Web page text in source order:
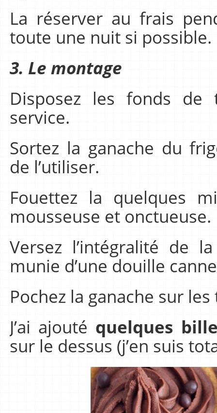
La réserver au frais
toute une nuit si possible.
3. Le montage
Disposez les fonds
service.
Sortez la ganache du
de l’utiliser.
Fouettez la quelques
mousseuse et onctueuse.
Versez l’intégralité de
munie d’une douille
Pochez la ganache sur
J’ai ajouté quelques
sur le dessus (j’en suis